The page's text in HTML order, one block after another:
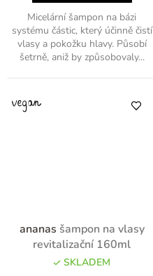
Micelární šampon na bázi
systému částic, který účinně čistí
vlasy a pokožku hlavy. Působí
šetrně, aniž by způsobovaly...
ananas šampon na vlasy
revitalizační 160ml
SKLADEM